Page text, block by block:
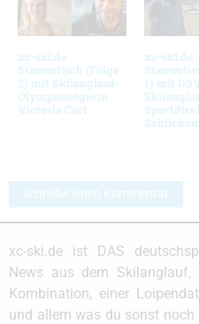
xc-ski.de
Stammtisch (Folge
2) mit Skilanglauf-
Olympiasiegerin
Victoria Carl
xc-ski.de
1) mit
Schreibe einen Kommentar
xc-ski.de ist DAS
News aus dem Skilanglauf,
Kombination, einer
und allem was du sonst